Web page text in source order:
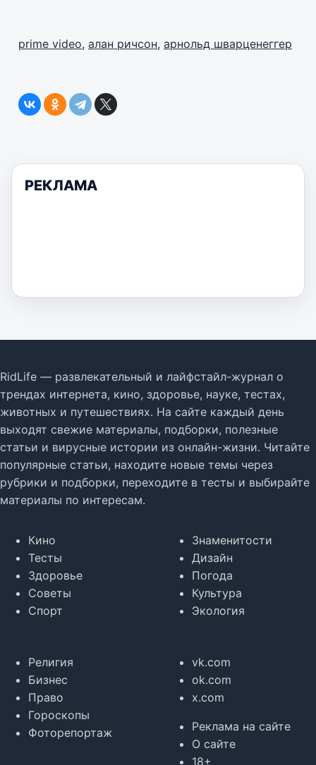
prime video, алан ричсон, арнольд шварценеггер
РЕКЛАМА
RidLife — развлекательный и лайфстайл-журнал о
трендах интернета, кино, здоровье, науке, тестах,
животных и путешествиях. На сайте каждый день
выходят свежие материалы, подборки, полезные
статьи и вирусные истории из онлайн-жизни. Читайте
популярные статьи, находите новые темы через
рубрики и подборки, переходите в тесты и выбирайте
материалы по интересам.
Кино
Тесты
Здоровье
Советы
Спорт
Знаменитости
Дизайн
Погода
Культура
Экология
Религия
Бизнес
Право
Гороскопы
Фоторепортаж
vk.com
ok.com
x.com
Реклама на сайте
О сайте
18+